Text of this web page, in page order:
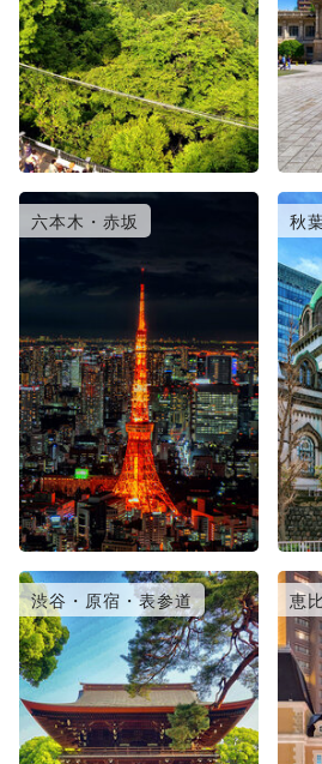
六本木・赤坂 秋
渋谷・原宿・表参道 恵